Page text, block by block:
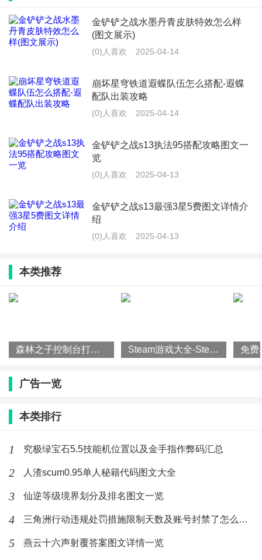
金铲铲之战水墨丹青皮肤特效怎么样
(图文展示)
(0)人喜欢 2025-04-14
崩坏星穹铁道遐蝶队伍怎么搭配-遐蝶
配队出装攻略
(0)人喜欢 2025-04-14
金铲铲之战s13执法95搭配攻略图文一
览
(0)人喜欢 2025-04-13
金铲铲之战s13最强3星5费图文详情介
绍
(0)人喜欢 2025-04-13
本类推荐
森林之子控制台打开方法攻略一览 Steam游戏大全-Steam平台游戏排行榜
广告一览
本类排行
1 究极绿宝石5.5技能机位置以及金手指作弊码汇总
2 人渣scum0.95单人秘籍代码图文大全
3 仙逆等级境界划分及排名图文一览
4 三角洲行动违规处罚措施限制天数及账号封禁了怎么解封
5 燕云十六声射覆答案图文详情一览